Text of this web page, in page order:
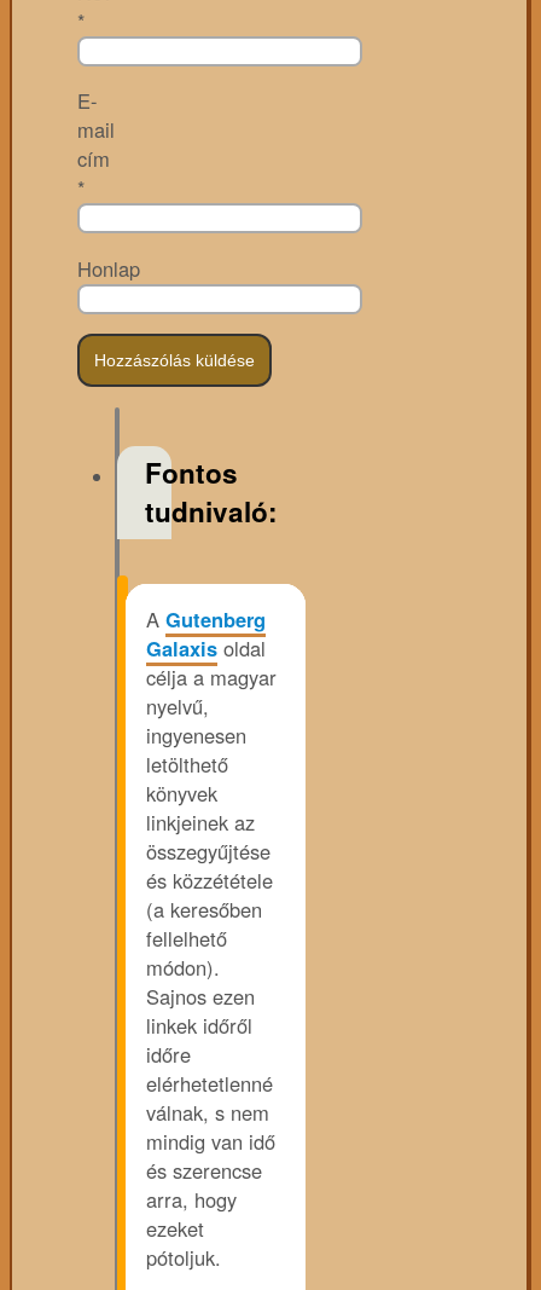
*
E-
mail
cím
*
Honlap
Fontos
tudnivaló:
A Gutenberg
Galaxis oldal
célja a magyar
nyelvű,
ingyenesen
letölthető
könyvek
linkjeinek az
összegyűjtése
és közzététele
(a keresőben
fellelhető
módon).
Sajnos ezen
linkek időről
időre
elérhetetlenné
válnak, s nem
mindig van idő
és szerencse
arra, hogy
ezeket
pótoljuk.